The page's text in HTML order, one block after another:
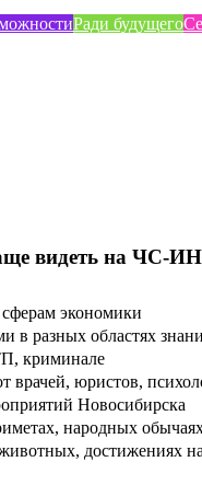
Ради будущего
видеть на ЧС-
экономики
в разных областях
криминале
врачей, юристов,
Новосибирска
народных
достижениях